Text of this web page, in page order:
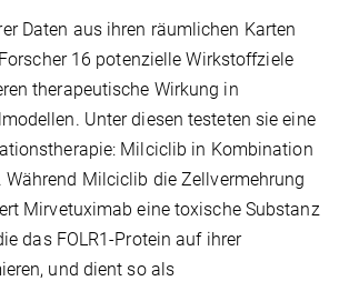
Daten aus ihren räumlichen Karten
16 potenzielle Wirkstoffziele
therapeutische Wirkung in
Unter diesen testeten sie eine
Milciclib in Kombination
Milciclib die Zellvermehrung
Mirvetuximab eine toxische Substanz
das FOLR1-Protein auf ihrer
und dient so als